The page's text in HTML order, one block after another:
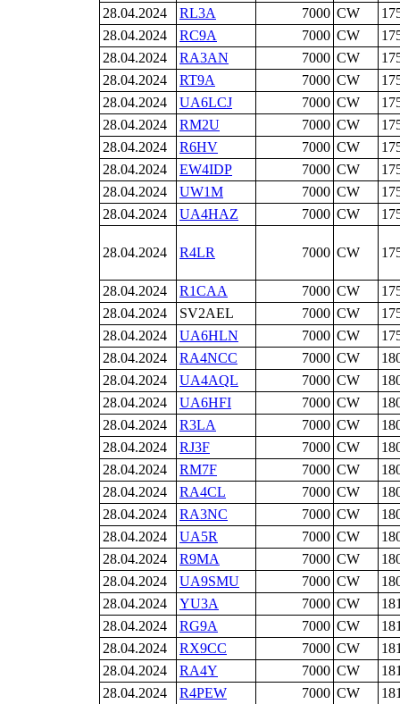
28.04.2024 RL3A 7000 CW
28.04.2024
RC9A 7000 CW
28.04.2024
RA3AN 7000 CW
28.04.2024
RT9A 7000 CW
28.04.2024
UA6LCJ 7000 CW
28.04.2024
RM2U 7000 CW
28.04.2024
R6HV 7000 CW
28.04.2024
EW4IDP 7000 CW
28.04.2024
UW1M 7000 CW
28.04.2024
UA4HAZ 7000 CW
28.04.2024 R4LR 7000 CW
28.04.2024 R1CAA 7000 CW
28.04.2024
SV2AEL 7000 CW
28.04.2024
UA6HLN 7000 CW
28.04.2024
RA4NCC 7000 CW
28.04.2024
UA4AQL 7000 CW
28.04.2024
UA6HFI 7000 CW
28.04.2024
R3LA 7000 CW
28.04.2024
RJ3F 7000 CW
28.04.2024
RM7F 7000 CW
28.04.2024
RA4CL 7000 CW
28.04.2024
RA3NC 7000 CW
28.04.2024
UA5R 7000 CW
28.04.2024
R9MA 7000 CW
28.04.2024
UA9SMU 7000 CW
28.04.2024
YU3A 7000 CW
28.04.2024
RG9A 7000 CW
28.04.2024
RX9CC 7000 CW
28.04.2024
RA4Y 7000 CW
28.04.2024
R4PEW 7000 CW